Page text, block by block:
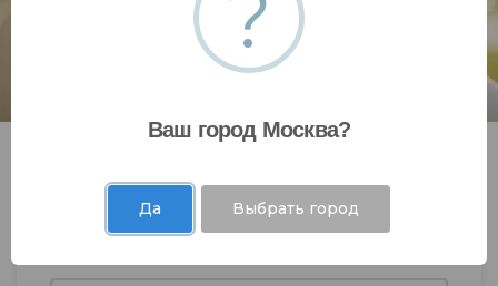
Ваш город Москва?
Да Выбрать город